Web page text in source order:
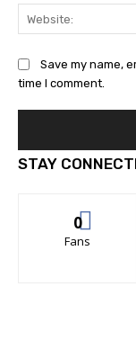
Save my name,
time I comment.
STAY
0
Fans